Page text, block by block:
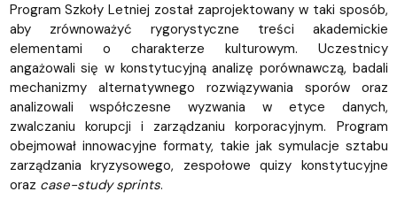
Program Szkoły Letniej został zaprojektowany w taki sposób,
aby zrównoważyć rygorystyczne treści akademickie
elementami o charakterze kulturowym. Uczestnicy
angażowali się w konstytucyjną analizę porównawczą, badali
mechanizmy alternatywnego rozwiązywania sporów oraz
analizowali współczesne wyzwania w etyce danych,
zwalczaniu korupcji i zarządzaniu korporacyjnym. Program
obejmował innowacyjne formaty, takie jak symulacje sztabu
zarządzania kryzysowego, zespołowe quizy konstytucyjne
oraz case-study sprints.